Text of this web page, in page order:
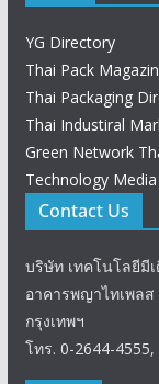
YG Directory
Thai Pack
Thai Packaging
Thai Industiral
Green Network
Technology Media
Contact Us
บริษัท เทคโนโลยีมี
อาคารพญาไทเพล
กรุงเทพฯ
โทร. 0-2644-